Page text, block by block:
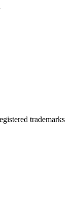
trademarks